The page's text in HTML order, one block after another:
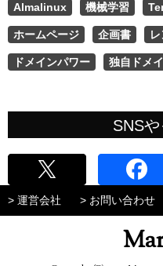
Almalinux 機械学習
ホームページ 企画書
ドメインパワー 独自ドメ
SNSや
> 運営会社 > お問い合わせ